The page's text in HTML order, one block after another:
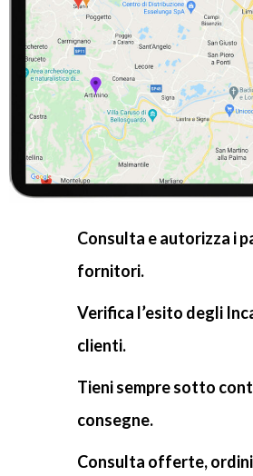
Consulta e autorizza i
fornitori.
Verifica l’esito degli
clienti.
Tieni sempre sotto
consegne.
Consulta offerte,